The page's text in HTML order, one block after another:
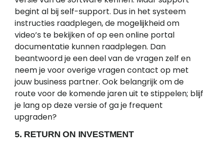
begint al bij self-support. Dus in het systeem
instructies raadplegen, de mogelijkheid om
video’s te bekijken of op een online portal
documentatie kunnen raadplegen. Dan
beantwoord je een deel van de vragen zelf en
neem je voor overige vragen contact op met
jouw business partner. Ook belangrijk om de
route voor de komende jaren uit te stippelen; blijf
je lang op deze versie of ga je frequent
upgraden?
5. RETURN ON INVESTMENT